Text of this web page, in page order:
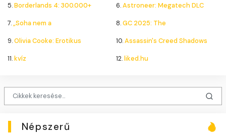
5.Borderlands 4: 300.000+ 6.Astroneer: Megatech DLC
7.„Soha nem a 8.GC 2025: The
9.Olivia Cooke: Erotikus 10.Assassin's Creed Shadows
11.kvíz 12.liked.hu
Népszerű